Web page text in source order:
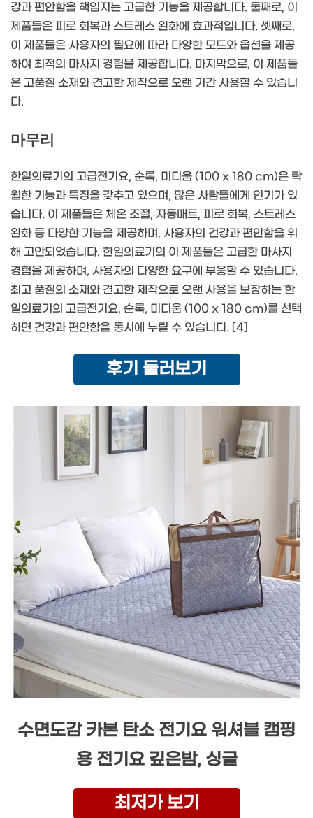
강과 편안함을 책임지는 고급한 기능을 제공합니다. 둘째로, 이
제품들은 피로 회복과 스트레스 완화에 효과적입니다. 셋째로,
이 제품들은 사용자의 필요에 따라 다양한 모드와 옵션을 제공
하여 최적의 마사지 경험을 제공합니다. 마지막으로, 이 제품들
은 고품질 소재와 견고한 제작으로 오랜 기간 사용할 수 있습니
다.
마무리
한일의료기의 고급전기요, 순록, 미디움 (100 x 180 cm)은 탁
월한 기능과 특징을 갖추고 있으며, 많은 사람들에게 인기가 있
습니다. 이 제품들은 체온 조절, 자동매트, 피로 회복, 스트레스
완화 등 다양한 기능을 제공하며, 사용자의 건강과 편안함을 위
해 고안되었습니다. 한일의료기의 이 제품들은 고급한 마사지
경험을 제공하며, 사용자의 다양한 요구에 부응할 수 있습니다.
최고 품질의 소재와 견고한 제작으로 오랜 사용을 보장하는 한
일의료기의 고급전기요, 순록, 미디움 (100 x 180 cm)를 선택
하면 건강과 편안함을 동시에 누릴 수 있습니다. [4]
후기 둘러보기
수면도감 카본 탄소 전기요 워셔블 캠핑
용 전기요 깊은밤, 싱글
최저가 보기